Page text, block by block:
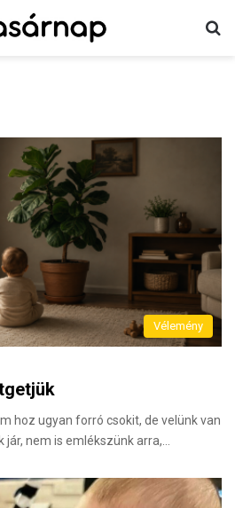
Vélemény
hoz ugyan forró csokit, de velünk van
jár, nem is emlékszünk arra,…